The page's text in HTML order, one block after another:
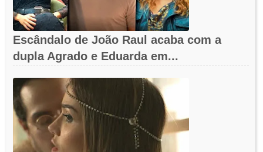
Escândalo de João Raul acaba com a
dupla Agrado e Eduarda em...